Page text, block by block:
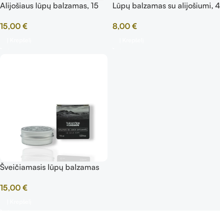
Alijošiaus lūpų balzamas, 15
15,00 €
Lūpų balzamas su alijošiumi, 4
8,00 €
Šveičiamasis lūpų balzamas
15,00 €